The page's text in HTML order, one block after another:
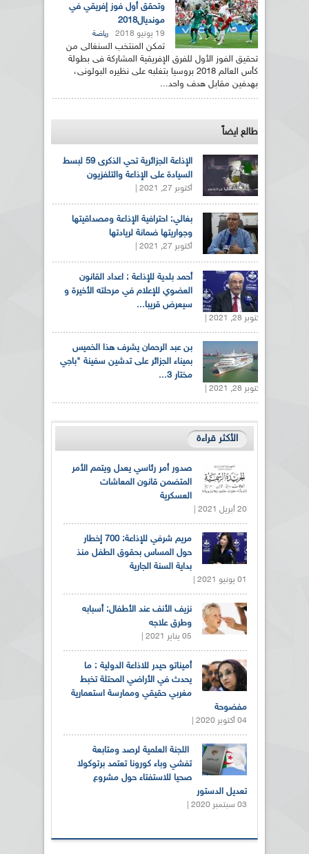
وتحقق أول فوز إفريقي في
مونديال2018
19 يونيو 2018 رياضة
تمكن المنتخب السنغالى من
تحقيق الفوز الأول للفرق الإفريقية المشاركة فى بطولة
كأس العالم 2018 بروسيا بتغلبه على نظيره البولونى،
بهدفين مقابل هدف واحد...
طالع ايضاً
الإذاعة الجزائرية تحي الذكرى 59 لبسط
السيادة على الإذاعة والتلفزيون
أكتوبر 27, 2021 |
بغالي: احترافية الإذاعة ومصداقيتها
وجواريتها ضمانة لريادتها
أكتوبر 27, 2021 |
أحمد بلدية للإذاعة : اعداد القانون
العضوي للإعلام في مرحلته الأخيرة و
سيعرض قريبا...
أكتوبر 28, 2021 |
بن عبد الرحمان يشرف هذا الخميس
بميناء الجزائر على تدشين سفينة "باجي
مختار 3...
أكتوبر 28, 2021 |
الأكثر قراءة
صدور أمر رئاسي يعدل ويتمم الأمر
المتضمن قانون المعاشات
العسكرية
20 أبريل 2021 |
مريم شرفي للإذاعة: 700 إخطار
حول المساس بحقوق الطفل منذ
بداية السنة الجارية
01 يونيو 2021 |
نزيف الأنف عند الأطفال: أسبابه
وطرق علاجه
05 يناير 2021 |
أميناتو حيدر للاذاعة الدولية : ما
يحدث في الأراضي المحتلة تخبط
مغربي حقيقي وممارسة استعمارية
مفضوحة
04 أكتوبر 2020 |
اللجنة العلمية لرصد ومتابعة
تفشي وباء كورونا تعتمد برتوكولا
صحيا للاستفتاء حول مشروع
تعديل الدستور
03 سبتمبر 2020 |